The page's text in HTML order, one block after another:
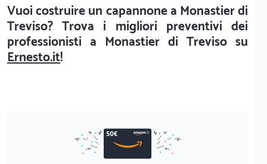
Vuoi costruire un capannone a Monastier di
Treviso? Trova i migliori preventivi dei
professionisti a Monastier di Treviso su
Ernesto.it!